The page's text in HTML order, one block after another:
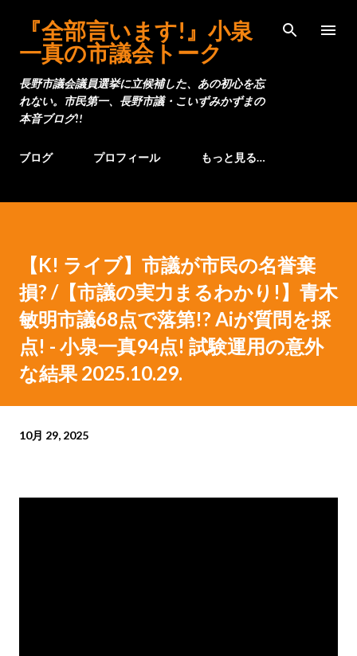
スキップしてメイン コンテンツに移動
『全部言います!』小泉
一真の市議会トーク
長野市議会議員選挙に立候補した、あの初心を忘
れない。市民第一、長野市議・こいずみかずまの
本音ブログ!!
ブログ プロフィール もっと見る…
【K! ライブ】市議が市民の名誉棄
損? /【市議の実力まるわかり!】青木
敏明市議68点で落第!? Aiが質問を採
点! - 小泉一真94点! 試験運用の意外
な結果 2025.10.29.
10月 29, 2025